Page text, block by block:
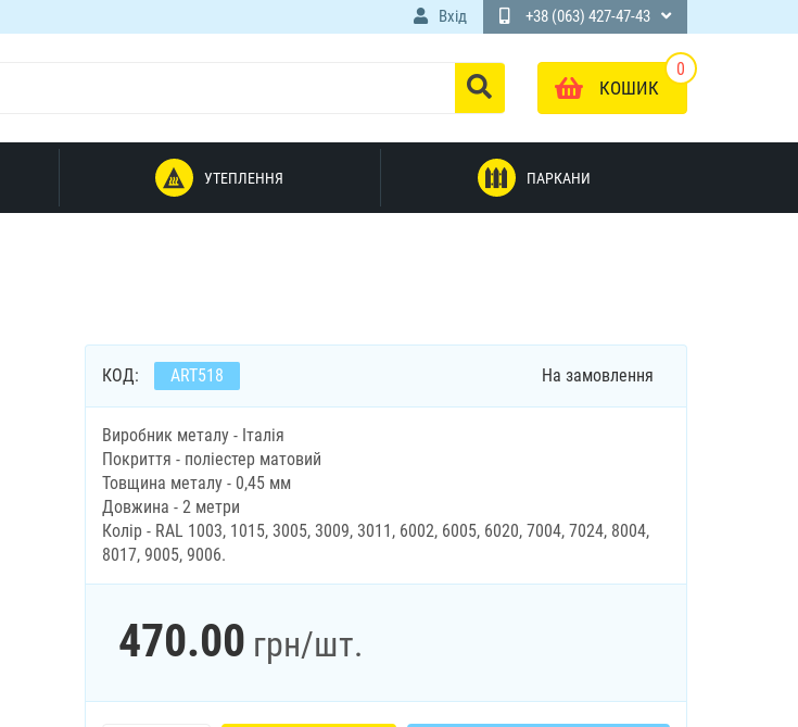
Вхід +38 (063) 427-47-43
0
КОШИК
УТЕПЛЕННЯ ПАРКАНИ
КОД: ART518 На замовлення
Виробник металу - Італія
Покриття - поліестер матовий
Товщина металу - 0,45 мм
Довжина - 2 метри
Колір - RAL 1003, 1015, 3005, 3009, 3011, 6002, 6005, 6020, 7004, 7024, 8004,
8017, 9005, 9006.
470.00 грн/шт.